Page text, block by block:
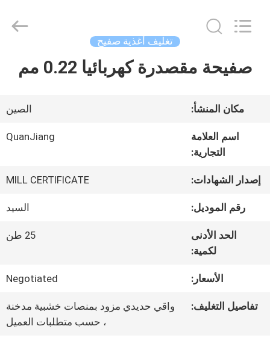
بيت
منتجات
أشرطة
فيديو
معلومات
جولة
METAL
تغليف أغذية صفيح
صفيحة مقصدرة كهربائيا 0.22 مم
مكان المنشأ: الصين
اسم العلامة
التجارية:
QuanJiang
إصدار الشهادات: MILL CERTIFICATE
رقم الموديل: السيد
الحد الأدنى
لكمية:
25 طن
الأسعار: Negotiated
تفاصيل التغليف:
واقي حديدي مزود بمنصات خشبية مدخنة
، حسب متطلبات العميل